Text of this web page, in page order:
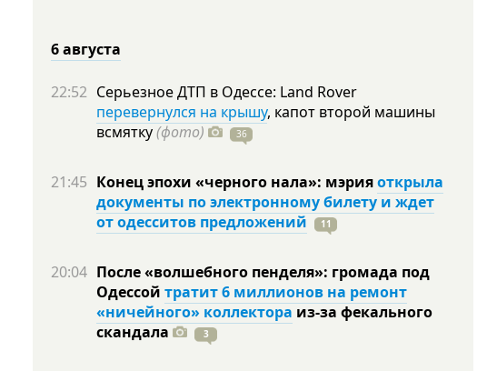
6 августа
22:52 Серьезное ДТП в Одессе: Land Rover
перевернулся на крышу, капот второй машины
всмятку(фото) 36
21:45 Конец эпохи «черного нала»: мэрияоткрыла
документы по электронному билету и ждет
от одесситов предложений
11
20:04 После «волшебного пенделя»: громада под
Одессой тратит 6 миллионов на ремонт
«ничейного» коллектора из-за фекального
скандала
3